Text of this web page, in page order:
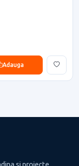
Adauga
si proiecte